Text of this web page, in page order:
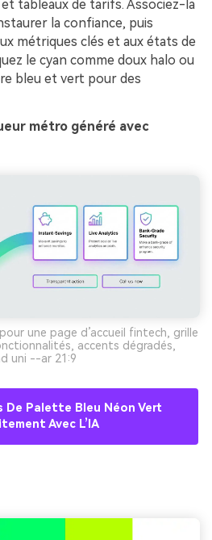
tableaux de tarifs. Associez-la
la confiance, puis
métriques clés et aux états de
le cyan comme doux halo ou
bleu et vert pour des
métro généré avec
une page d’accueil fintech, grille
accents dégradés,
uni --ar 21:9
De Palette Bleu Néon Vert
Avec L’IA